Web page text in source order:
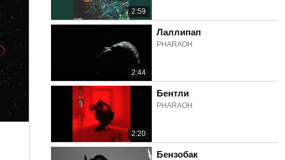
2:59
2:44
Лаллипап
PHARAOH
2:20
Бентли
PHARAOH
Бензобак